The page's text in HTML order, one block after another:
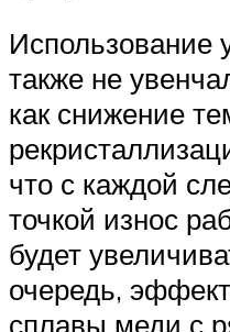
Использование
также не
как снижение
что с каждой
точкой износ
будет
очередь,
сплавы меди с